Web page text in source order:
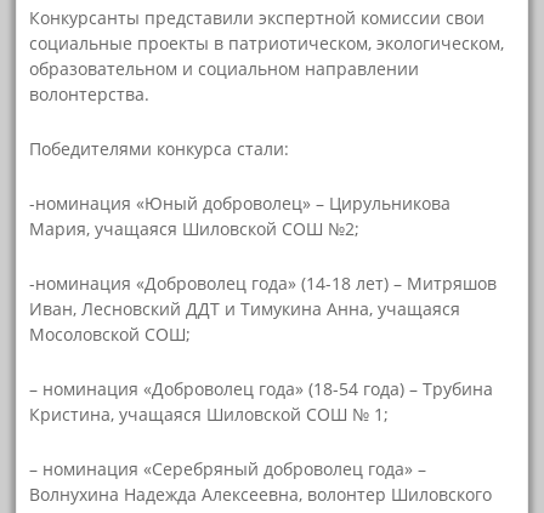
Конкурсанты представили экспертной комиссии свои
социальные проекты в патриотическом, экологическом,
образовательном и социальном направлении
волонтерства.
Победителями конкурса стали:
-номинация «Юный доброволец» – Цирульникова
Мария, учащаяся Шиловской СОШ №2;
-номинация «Доброволец года» (14-18 лет) – Митряшов
Иван, Лесновский ДДТ и Тимукина Анна, учащаяся
Мосоловской СОШ;
– номинация «Доброволец года» (18-54 года) – Трубина
Кристина, учащаяся Шиловской СОШ № 1;
– номинация «Серебряный доброволец года» –
Волнухина Надежда Алексеевна, волонтер Шиловского